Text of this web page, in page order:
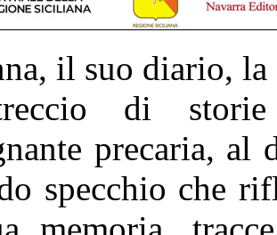
il suo diario, la
di storie
precaria, al
specchio che